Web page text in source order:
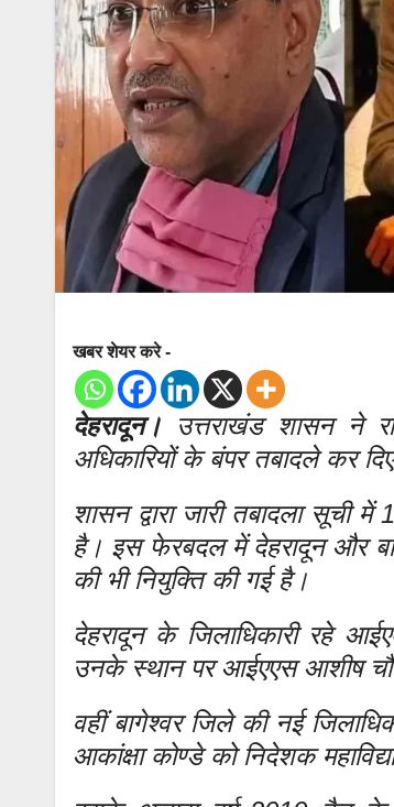
खबर शेयर करे -
देहरादून। उत्तराखंड शासन ने
अधिकारियों के बंपर तबादले कर
शासन द्वारा जारी तबादला सूची
है। इस फेरबदल में देहरादून और
की भी नियुक्ति की गई है।
देहरादून के जिलाधिकारी रहे
उनके स्थान पर आईएएस आशीष
वहीं बागेश्वर जिले की नई
आकांक्षा कोण्डे को निदेशक